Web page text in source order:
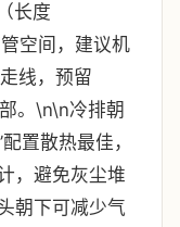
长度
空间，建议机
线，预留
。\n\n冷排朝
置散热最佳，
，避免灰尘堆
朝下可减少气